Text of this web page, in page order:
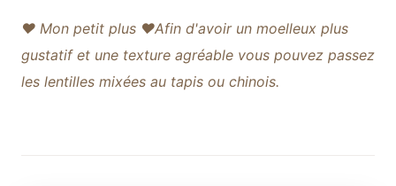
♥ Mon petit plus ♥Afin d'avoir un moelleux plus
gustatif et une texture agréable vous pouvez passez
les lentilles mixées au tapis ou chinois.